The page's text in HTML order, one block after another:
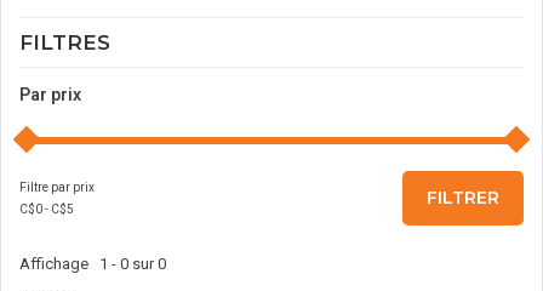
FILTRES
Par prix
Filtre par prix
C$0- C$5
FILTRER
Affichage 1 - 0 sur 0